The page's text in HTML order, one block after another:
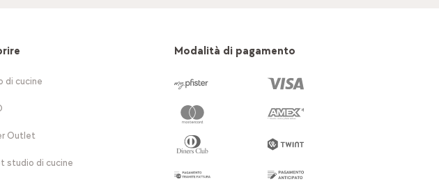
di cucine
Outlet
studio di cucine
Modalità di pagamento